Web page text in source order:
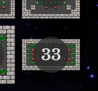
33